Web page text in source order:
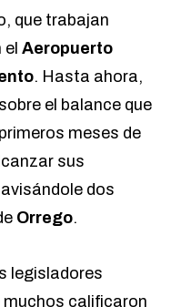
que trabajan
el Aeropuerto
. Hasta ahora,
el balance que
meses de
sus
dos
Orrego.
legisladores
muchos calificaron